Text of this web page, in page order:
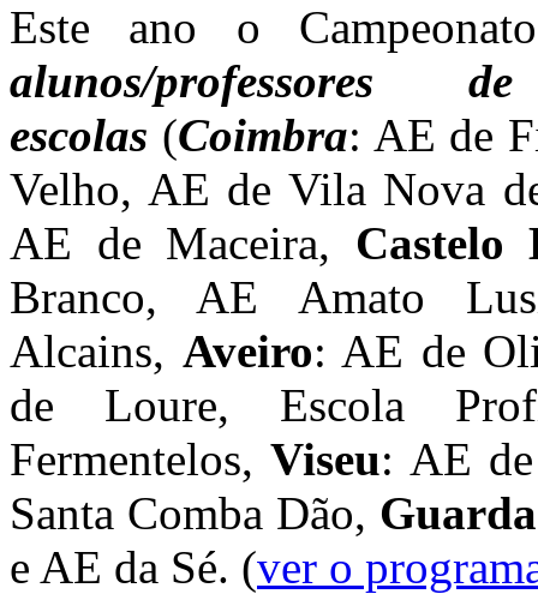
Este ano o
alunos/
escolas (Coimbra: AE de
Velho, AE de Vila Nova
AE de Maceira, Castelo
Branco, AE Amato
Alcains, Aveiro: AE de
de Loure, Escola
Fermentelos,Viseu: AE
Santa Comba Dão, Guarda
e AE da Sé. (ver o